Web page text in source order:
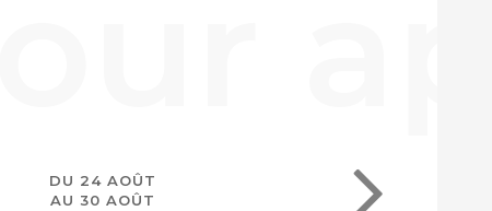
DU 24 AOÛT
AU 30 AOÛT